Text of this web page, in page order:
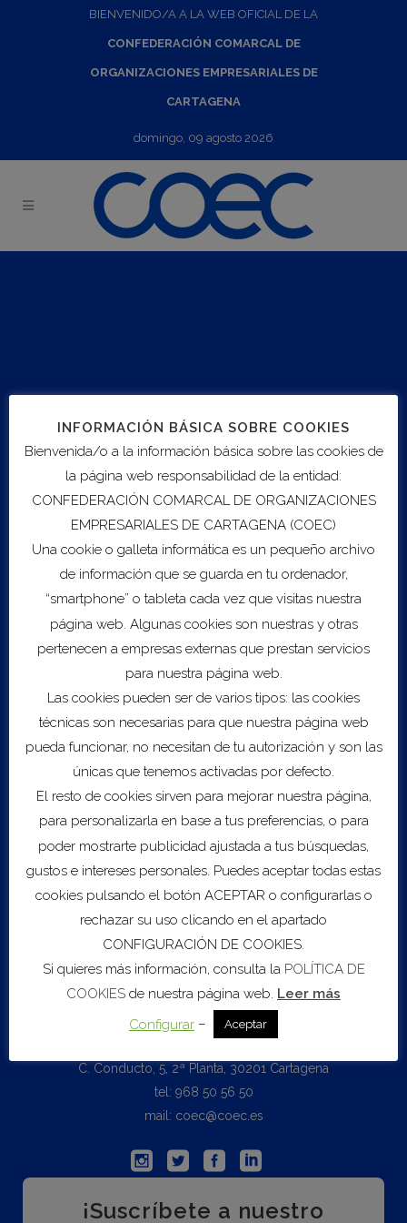
BIENVENIDO/A A LA WEB OFICIAL DE LA
CONFEDERACIÓN COMARCAL DE
ORGANIZACIONES EMPRESARIALES DE
CARTAGENA
domingo, 09 agosto 2026
Export to .ICS file
Import to Google Calendar
Servicios
Asesoramiento Empresarial
Red de inversores
Fondos Next Generation EU
Biblioteca
Boletín Informativo
Datos Seguridad Social
Estamos en Europa
Mercado de Trabajo
Contacto
C. Conducto, 5, 2ª Planta, 30201 Cartagena
tel: 968 50 56 50
mail: coec@coec.es
¡Suscríbete a nuestro
INFORMACIÓN BÁSICA SOBRE COOKIES
Bienvenida/o a la información básica sobre las cookies de
la página web responsabilidad de la entidad:
CONFEDERACIÓN COMARCAL DE ORGANIZACIONES
EMPRESARIALES DE CARTAGENA (COEC)
Una cookie o galleta informática es un pequeño archivo
de información que se guarda en tu ordenador,
“smartphone” o tableta cada vez que visitas nuestra
página web. Algunas cookies son nuestras y otras
pertenecen a empresas externas que prestan servicios
para nuestra página web.
Las cookies pueden ser de varios tipos: las cookies
técnicas son necesarias para que nuestra página web
pueda funcionar, no necesitan de tu autorización y son las
únicas que tenemos activadas por defecto.
El resto de cookies sirven para mejorar nuestra página,
para personalizarla en base a tus preferencias, o para
poder mostrarte publicidad ajustada a tus búsquedas,
gustos e intereses personales. Puedes aceptar todas estas
cookies pulsando el botón ACEPTAR o configurarlas o
rechazar su uso clicando en el apartado
CONFIGURACIÓN DE COOKIES.
Si quieres más información, consulta la POLÍTICA DE
COOKIES de nuestra página web. Leer más
Configurar – Aceptar